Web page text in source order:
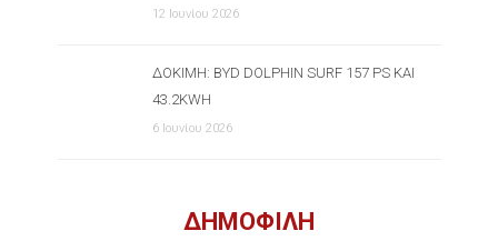
12 Ιουνίου 2026
ΔΟΚΙΜΉ: BYD DOLPHIN SURF 157 PS ΚΑΙ
43.2KWH
6 Ιουνίου 2026
ΔΗΜΟΦΙΛΗ